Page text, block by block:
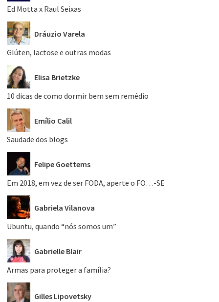
Ed Motta x Raul Seixas
Dráuzio Varela
Glúten, lactose e outras modas
Elisa Brietzke
10 dicas de como dormir bem sem remédio
Emílio Calil
Saudade dos blogs
Felipe Goettems
Em 2018, em vez de ser FODA, aperte o FO…-SE
Gabriela Vilanova
Ubuntu, quando “nós somos um”
Gabrielle Blair
Armas para proteger a família?
Gilles Lipovetsky